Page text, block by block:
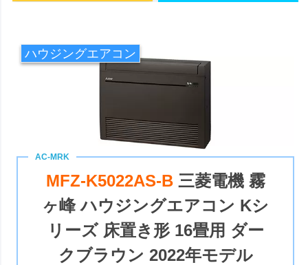
ハウジングエアコン
MFZ-K5022AS-B 三菱電機 霧
ヶ峰 ハウジングエアコン Kシ
リーズ 床置き形 16畳用 ダー
クブラウン 2022年モデル